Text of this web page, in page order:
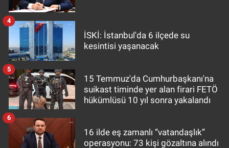
İSKİ: İstanbul'da 6 ilçede su
kesintisi yaşanacak
4
15 Temmuz'da Cumhurbaşkanı'na
suikast timinde yer alan firari FETÖ
hükümlüsü 10 yıl sonra yakalandı
5
16 ilde eş zamanlı “vatandaşlık”
operasyonu: 73 kişi gözaltına alındı
6